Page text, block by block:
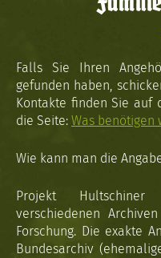
Falls Sie Ihren
gefunden haben,
Kontakte finden Sie auf
die Seite: Was benötigen
Wie kann man die
Projekt
verschiedenen
Forschung. Die exakte
Bundesarchiv